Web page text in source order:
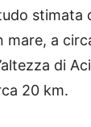
stimata
mare, a
di
20 km.